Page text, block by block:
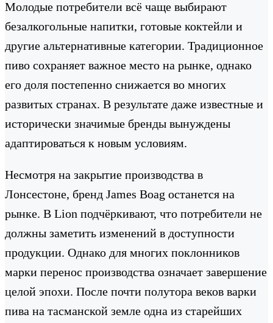
Молодые потребители всё чаще выбирают
безалкогольные напитки, готовые коктейли и
другие альтернативные категории. Традиционное
пиво сохраняет важное место на рынке, однако
его доля постепенно снижается во многих
развитых странах. В результате даже известные и
исторически значимые бренды вынуждены
адаптироваться к новым условиям.
Несмотря на закрытие производства в
Лонсестоне, бренд James Boag останется на
рынке. В Lion подчёркивают, что потребители не
должны заметить изменений в доступности
продукции. Однако для многих поклонников
марки перенос производства означает завершение
целой эпохи. После почти полутора веков варки
пива на тасманской земле одна из старейших